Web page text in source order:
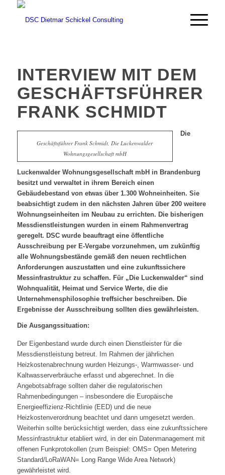
INTERVIEW MIT DEM
GESCHÄFTSFÜHRER
FRANK SCHMIDT
Geschäftsführer Frank Schmidt, Die Luckenwalder
Wohnungsgesellschaft mbH
Die
Luckenwalder Wohnungsgesellschaft mbH in Brandenburg
besitzt und verwaltet in ihrem Bereich einen
Gebäudebestand von etwas über 1.300 Wohneinheiten. Sie
beabsichtigt zudem in den nächsten Jahren über 200 weitere
Wohnungseinheiten im Neubau zu errichten. Die bisherigen
Messdienstleistungen wurden in einem Rahmenvertrag
geregelt. DSC wurde beauftragt eine öffentliche
Ausschreibung per E-Vergabe vorzunehmen, um zukünftig
alle Wohnungsbestände gemäß den neuen rechtlichen
Anforderungen auszustatten und eine zukunftssichere
Messinfrastruktur zu schaffen. Für „Die Luckenwalder“ sind
Wohnqualität, Heimat und Service Werte, die die
Unternehmensphilosophie treffsicher beschreiben. Die
Ergebnisse der Ausschreibung sollten dies gewährleisten.
Die Ausgangssituation:
Der Eigenbestand wurde durch einen Dienstleister für die
Messdienstleistung betreut. Im Rahmen der jährlichen
Heizkostenabrechnung wurden Heizungs-, Warmwasser- und
Kaltwasserverbräuche erfasst und abgerechnet. In die
Angebotsabfrage sollten daher die regulatorischen
Rahmenbedingungen – insbesondere die Europäische
Energieeffizienz-Richtlinie (EED) und die neue
Heizkostenverordnung beachtet und dann umgesetzt werden.
Weiterhin sollte berücksichtigt werden, dass eine zukunftssichere
Messinfrastruktur etabliert wird, in der ein Datenmanagement mit
offenen Funkprotokollen (zum Beispiel: OMS= Open Metering
Standard/LoRaWAN= Long Range Wide Area Network)
gewährleistet wird.